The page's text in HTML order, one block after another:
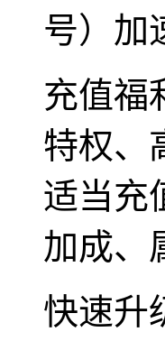
号）加
充值福
特权、
适当充
加成、
快速升